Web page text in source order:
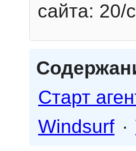
сайта: 20/
Старт
Windsurf ·